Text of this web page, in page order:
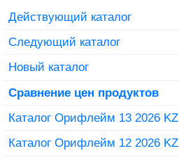
Действующий каталог
Следующий каталог
Новый каталог
Сравнение цен продуктов
Каталог Орифлейм 13 2026 KZ
Каталог Орифлейм 12 2026 KZ